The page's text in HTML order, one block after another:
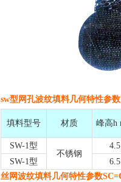
sw型网孔波纹填料几何特性参数
填料型号 材质 峰高h
SW-1型
不锈钢
4.5
SW-1型
6.5
丝网波纹填料几何特性参数